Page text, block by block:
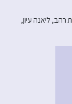
רהב, ליאנה עיון,